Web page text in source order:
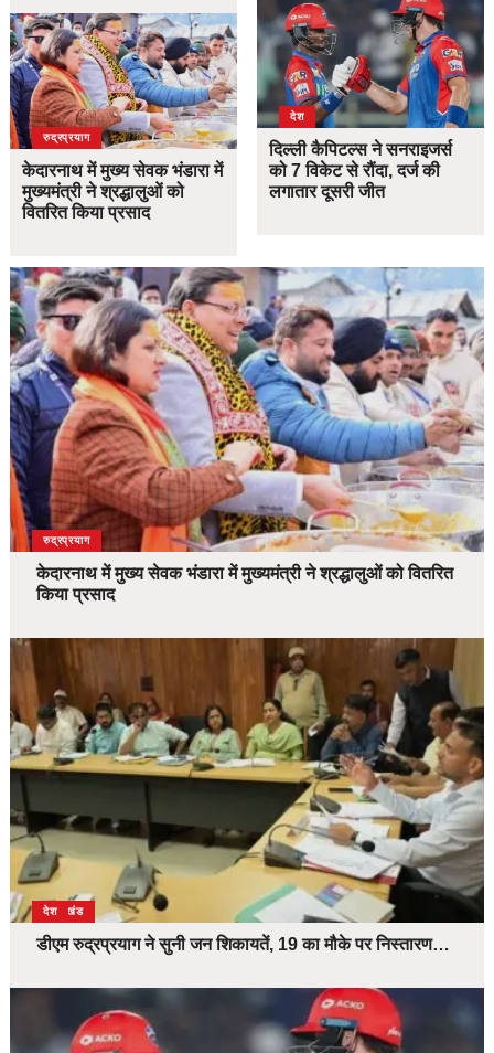
उत्तराखंड
देश
रुद्रप्रयाग
केदारनाथ में मुख्य सेवक भंडारा में
मुख्यमंत्री ने श्रद्धालुओं को
वितरित किया प्रसाद
देश
दिल्ली कैपिटल्स ने सनराइजर्स
को 7 विकेट से रौंदा, दर्ज की
लगातार दूसरी जीत
उत्तराखंड
देश
रुद्रप्रयाग
केदारनाथ में मुख्य सेवक भंडारा में मुख्यमंत्री ने श्रद्धालुओं को वितरित
किया प्रसाद
उत्तराखंड
देश
डीएम रुद्रप्रयाग ने सुनी जन शिकायतें, 19 का मौके पर निस्तारण…